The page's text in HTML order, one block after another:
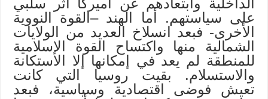
على سياستهم. أما الهند –القوة النووية
الأخرى- فبعد انسلاخ العديد من الولايات
الشمالية منها واكتساح القوة الإسلامية
للمنطقة لم يعد في إمكانها إلا الاستكانة
والاستسلام. بقيت روسيا التي كانت
تعيش فوضى اقتصادية وسياسية، فبعد